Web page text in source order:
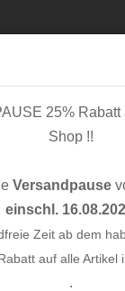
25% Rabatt
Shop !!
Versandpause
einschl.
Zeit ab dem
auf alle Artikel
.
cm - A73 - senf